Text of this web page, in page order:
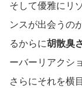
そして優雅にリ
ンスが出会うの
るからに胡散臭
ーバーリアクシ
さらにそれを横